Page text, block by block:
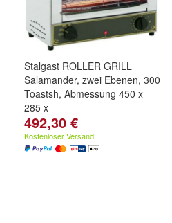
Stalgast ROLLER GRILL
Salamander, zwei Ebenen, 300
Toastsh, Abmessung 450 x
285 x
492,30 €
Kostenloser Versand